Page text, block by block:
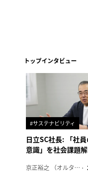
トップインタビュー
#サステナビリティ
日立SC社長: 「社
意識」を社会課題
京正裕之 （オルタナ副編集長）